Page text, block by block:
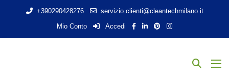
+390290428276
servizio.clienti@cleantechmilano.it
Mio Conto
Accedi